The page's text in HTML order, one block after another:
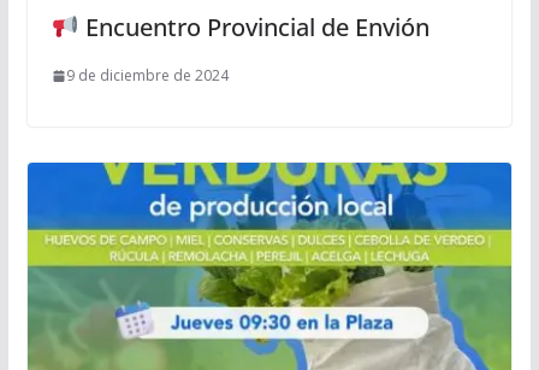
Encuentro Provincial de Envión
9 de diciembre de 2024